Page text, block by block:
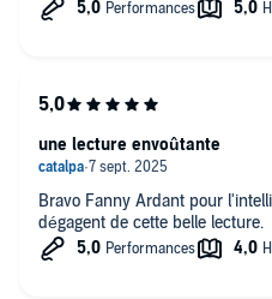
Bravo Fanny Ardant pour
dégagent de cette belle lecture.
une lecture envoûtante